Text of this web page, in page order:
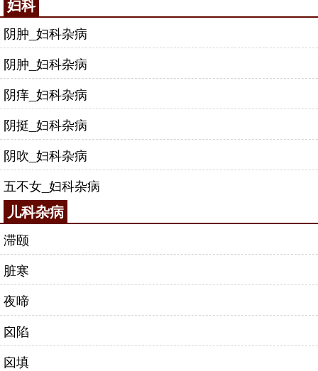
妇科
阴肿_妇科杂病
阴肿_妇科杂病
阴痒_妇科杂病
阴挺_妇科杂病
阴吹_妇科杂病
五不女_妇科杂病
儿科杂病
滞颐
脏寒
夜啼
囟陷
囟填